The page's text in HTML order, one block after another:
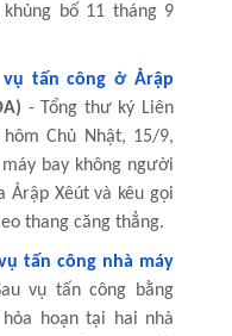
bố 11 tháng 9
tấn công ở Ảrập
- Tổng thư ký Liên
Chủ Nhật, 15/9,
bay không người
Ảrập Xêút và kêu gọi
thang căng thẳng.
tấn công nhà máy
vụ tấn công bằng
hoạn tại hai nhà